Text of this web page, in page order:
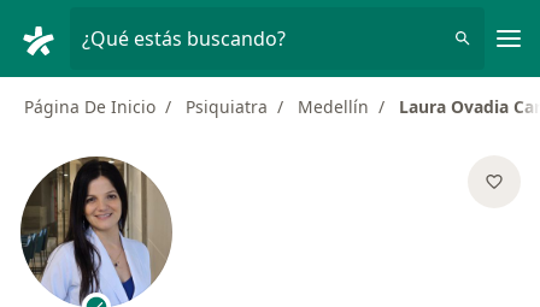
¿Qué estás buscando?
Página De Inicio Psiquiatra Medellín Laura Ovadia